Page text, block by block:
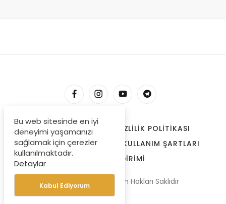
HESABIM İLETIŞIM
GIZLILIK POLITIKASI
ÇEREZLER
BIZE ULAŞIN
KULLANIM ŞARTLARI
ÖDEME BILDIRIMI
© Copyright 2022, Tüm Hakları Saklıdır
Bu web sitesinde en iyi
deneyimi yaşamanızı
sağlamak için çerezler
kullanılmaktadır.
Detaylar
Kabul Ediyorum